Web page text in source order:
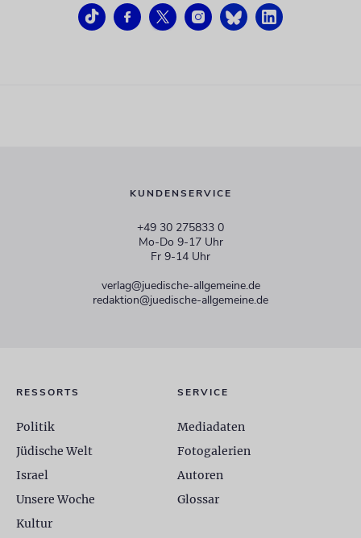
KUNDENSERVICE
+49 30 275833 0
Mo-Do 9-17 Uhr
Fr 9-14 Uhr
verlag@juedische-allgemeine.de
redaktion@juedische-allgemeine.de
RESSORTS
Politik
Jüdische Welt
Israel
Unsere Woche
Kultur
SERVICE
Mediadaten
Fotogalerien
Autoren
Glossar